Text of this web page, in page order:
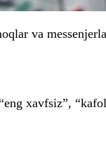
va
xavfsiz”,